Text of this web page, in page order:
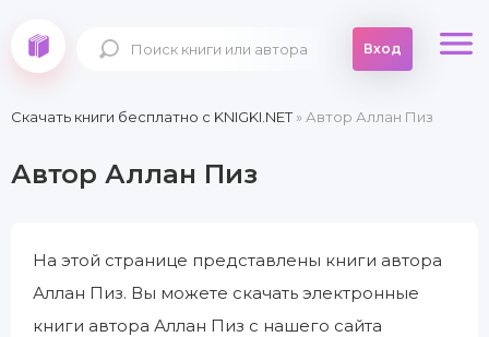
Вход
Скачать книги бесплатно c KNIGKI.NET» Автор Аллан Пиз
Автор Аллан Пиз
На этой странице представлены книги автора
Аллан Пиз. Вы можете скачать электронные
книги автора Аллан Пиз с нашего сайта